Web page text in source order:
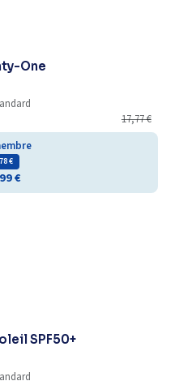
One
17,77€
€
€
SPF50+